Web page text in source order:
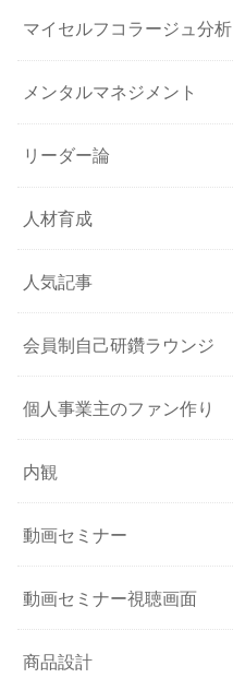
マイセルフコラージュ分析
メンタルマネジメント
リーダー論
人材育成
人気記事
会員制自己研鑽ラウンジ
個人事業主のファン作り
内観
動画セミナー
動画セミナー視聴画面
商品設計